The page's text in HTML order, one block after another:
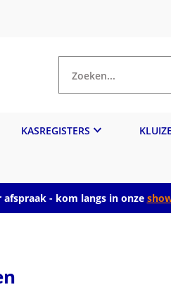
Zoeken...
KASREGISTERS
- kom langs in onze